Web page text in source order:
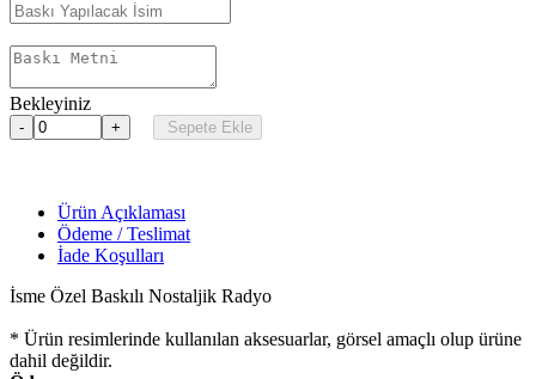
Bekleyiniz
Sepete Ekle
Ürün Açıklaması
Ödeme / Teslimat
İade Koşulları
İsme Özel Baskılı Nostaljik Radyo
* Ürün resimlerinde kullanılan aksesuarlar, görsel amaçlı olup ürüne
dahil değildir.